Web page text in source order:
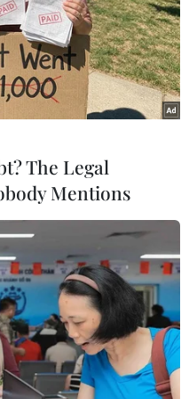
tình
trang
nhân
nạn
nạn trên
The Legal
Mentions